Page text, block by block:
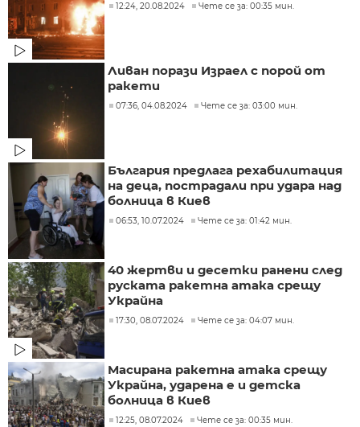
12:24, 20.08.2024 Чете се за: 00:35 мин.
Ливан порази Израел с порой от
ракети
07:36, 04.08.2024 Чете се за: 03:00 мин.
България предлага рехабилитация
на деца, пострадали при удара над
болница в Киев
06:53, 10.07.2024 Чете се за: 01:42 мин.
40 жертви и десетки ранени след
руската ракетна атака срещу
Украйна
17:30, 08.07.2024 Чете се за: 04:07 мин.
Масирана ракетна атака срещу
Украйна, ударена е и детска
болница в Киев
12:25, 08.07.2024 Чете се за: 00:35 мин.